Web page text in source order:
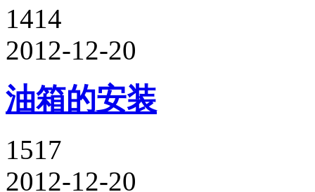
1414
2012-12-20
油箱的安装
1517
2012-12-20